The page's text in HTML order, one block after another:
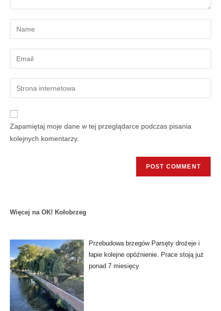
Zapamiętaj moje dane w tej przeglądarce podczas pisania
kolejnych komentarzy.
Więcej na OK! Kołobrzeg
Przebudowa brzegów Parsęty drożeje i
łapie kolejne opóźnienie. Prace stoją już
ponad 7 miesięcy